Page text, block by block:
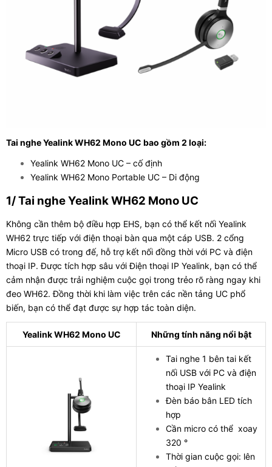
Tai nghe Yealink WH62 Mono UC bao gồm 2 loại:
Yealink WH62 Mono UC – cố định
Yealink WH62 Mono Portable UC – Di động
1/ Tai nghe Yealink WH62 Mono UC
Không cần thêm bộ điều hợp EHS, bạn có thể kết nối Yealink
WH62 trực tiếp với điện thoại bàn qua một cáp USB. 2 cổng
Micro USB có trong đế, hỗ trợ kết nối đồng thời với PC và điện
thoại IP. Được tích hợp sâu với Điện thoại IP Yealink, bạn có thể
cảm nhận được trải nghiệm cuộc gọi trong trẻo rõ ràng ngay khi
đeo WH62. Đồng thời khi làm việc trên các nền tảng UC phổ
biến, bạn có thể đạt được sự hợp tác toàn diện.
Yealink WH62 Mono UC Những tính năng nổi bật
Tai nghe 1 bên tai kết
nối USB với PC và điện
thoại IP Yealink
Đèn báo bân LED tích
hợp
Cần micro có thể xoay
320 °
Thời gian cuộc gọi: lên